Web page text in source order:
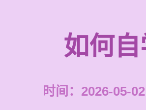
如何
时间：2026-05-